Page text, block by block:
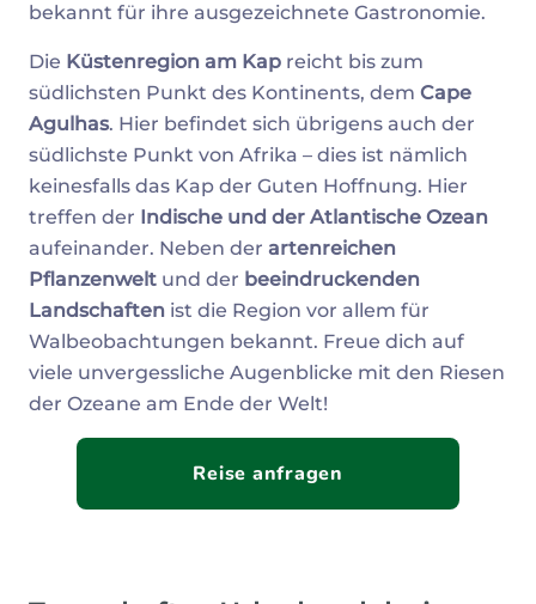
bekannt für ihre ausgezeichnete Gastronomie.
Die Küstenregion am Kap reicht bis zum
südlichsten Punkt des Kontinents, dem Cape
Agulhas. Hier befindet sich übrigens auch der
südlichste Punkt von Afrika – dies ist nämlich
keinesfalls das Kap der Guten Hoffnung. Hier
treffen der Indische und der Atlantische Ozean
aufeinander. Neben der artenreichen
Pflanzenwelt und der beeindruckenden
Landschaften ist die Region vor allem für
Walbeobachtungen bekannt. Freue dich auf
viele unvergessliche Augenblicke mit den Riesen
der Ozeane am Ende der Welt!
Reise anfragen